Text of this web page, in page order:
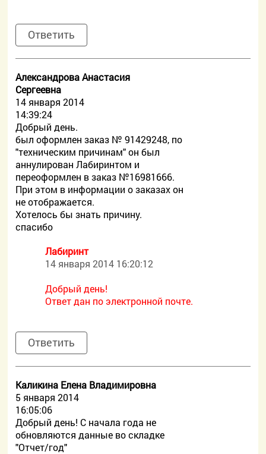
Ответить
Александрова Анастасия
Сергеевна
14 января 2014
14:39:24
Добрый день.
был оформлен заказ № 91429248, по
"техническим причинам" он был
аннулирован Лабиринтом и
переоформлен в заказ №16981666.
При этом в информации о заказах он
не отображается.
Хотелось бы знать причину.
спасибо
Лабиринт
14 января 2014 16:20:12
Добрый день!
Ответ дан по электронной почте.
Ответить
Каликина Елена Владимировна
5 января 2014
16:05:06
Добрый день! С начала года не
обновляются данные во складке
"Отчет/год"